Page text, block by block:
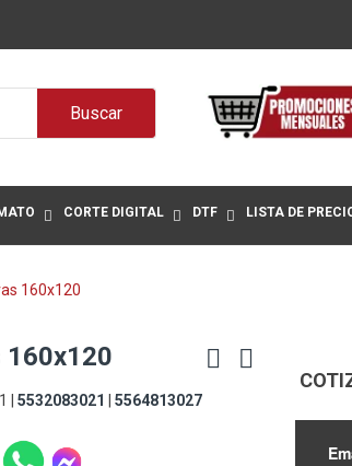
Buscar
CORTE DIGITAL DTF LISTA DE
160x120
160x120
|5532083021 |5564813027